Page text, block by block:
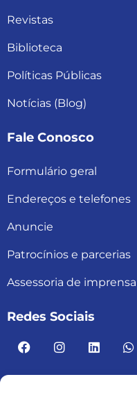
Revistas
Biblioteca
Políticas Públicas
Notícias (Blog)
Fale Conosco
Formulário geral
Endereços e telefones
Anuncie
Patrocínios e parcerias
Assessoria de imprensa
Redes Sociais